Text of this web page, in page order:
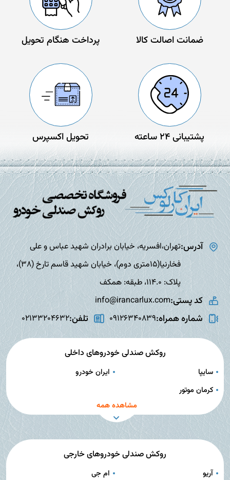
ضمانت اصالت کالا پرداخت هنگام تحویل
پشتیبانی 24 ساعته تحویل اکسپرس
آدرس:تهران،افسریه، خیابان برادران شهید عباس و علی
فخارنیا(15متری دوم)، خیابان شهید قاسم تارخ (38)،
پلاک: 114.0، طبقه: همکف
کد پستی:info@irancarlux.com
شماره همراه:09126340839 تلفن:02133204632
روکش صندلی خودروهای داخلی
سایپا
ایران خودرو
کرمان موتور
مشاهده همه
روکش صندلی خودروهای خارجی
آریو
ام جی